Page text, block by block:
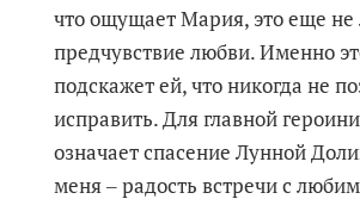
что ощущает Мария, это еще не
предчувствие любви. Именно
подскажет ей, что никогда не
исправить. Для главной
означает спасение Лунной
меня ‒ радость встречи с